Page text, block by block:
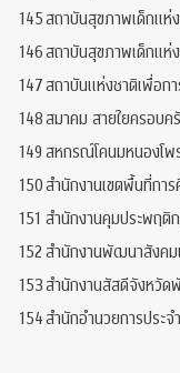
145สถาบันสุขภาพเด็กแห่
146สถาบันสุขภาพเด็กแห่
147สถาบันแห่งชาติเพื่อก
148สมาคม สายใยครอบค
149สหกรณ์โคนมหนองโพ
150สำนักงานเขตพื้นที่กา
151 สำนักงานคุมประพฤติ
152สำนักงานพัฒนาสังคม
153สำนักงานสัสดีจังหวัด
154สำนักอำนวยการประ